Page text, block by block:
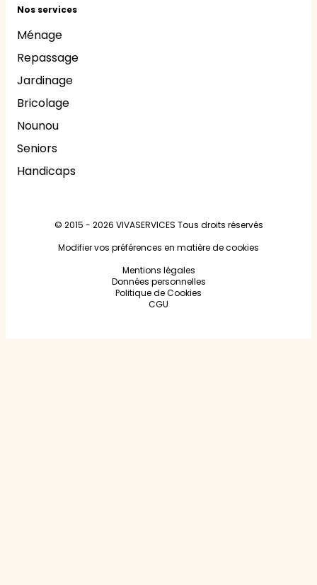
Nos services
Ménage
Repassage
Jardinage
Bricolage
Nounou
Seniors
Handicaps
© 2015 - 2026 VIVASERVICES Tous droits réservés
Modifier vos préférences en matière de cookies
Mentions légales
Données personnelles
Politique de Cookies
CGU